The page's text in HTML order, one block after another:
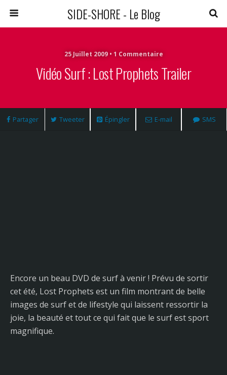
SIDE-SHORE - Le Blog
25 Juillet 2009 • 1 Commentaire
Vidéo Surf : Lost Prophets Trailer
Partager Tweeter Épingler E-mail SMS
Encore un beau DVD de surf à venir ! Prévu de sortir
cet été, Lost Prophets est un film montrant de belle
images de surf et de lifestyle qui laissent ressortir la
joie, la beauté et tout ce qui fait que le surf est sport
magnifique.